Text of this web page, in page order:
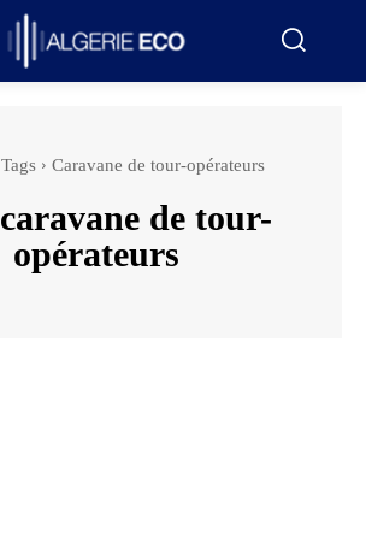
Tags Caravane de tour-opérateurs
caravane de tour-
opérateurs